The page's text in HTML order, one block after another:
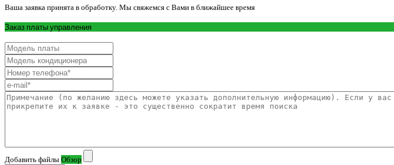
Ваша заявка принята в обработку. Мы свяжемся с Вами в ближайшее время
Заказ платы управления
Добавить файлы Обзор